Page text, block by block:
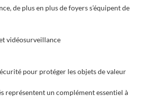
de plus en plus de foyers s’équipent de
vidéosurveillance
pour protéger les objets de valeur
représentent un complément essentiel à